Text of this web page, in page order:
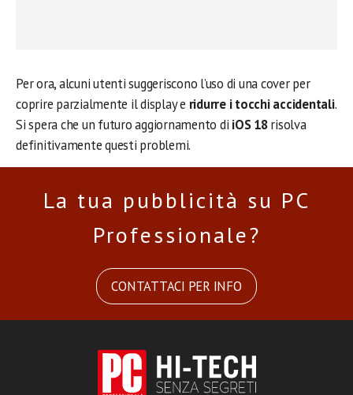
Per ora, alcuni utenti suggeriscono l’uso di una cover per
coprire parzialmente il display e ridurre i tocchi accidentali.
Si spera che un futuro aggiornamento di iOS 18risolva
definitivamente questi problemi.
La tua pubblicità su PC
Professionale?
CONTATTACI PER INFO